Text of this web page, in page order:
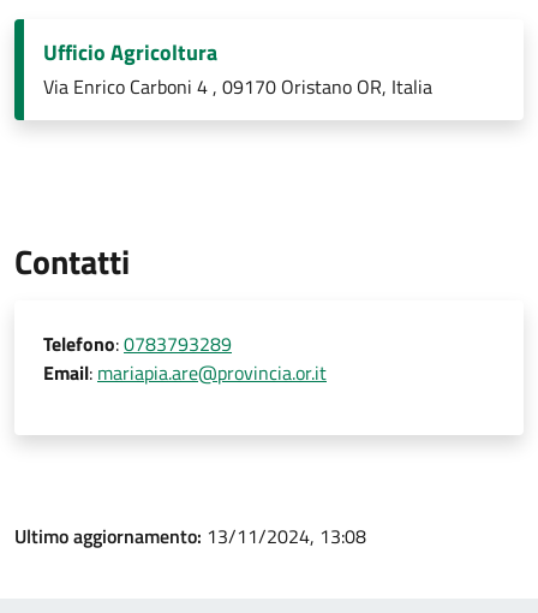
Ufficio Agricoltura
Via Enrico Carboni 4 , 09170 Oristano OR, Italia
Contatti
Telefono:0783793289
Email: mariapia.are@provincia.or.it
Ultimo aggiornamento: 13/11/2024, 13:08